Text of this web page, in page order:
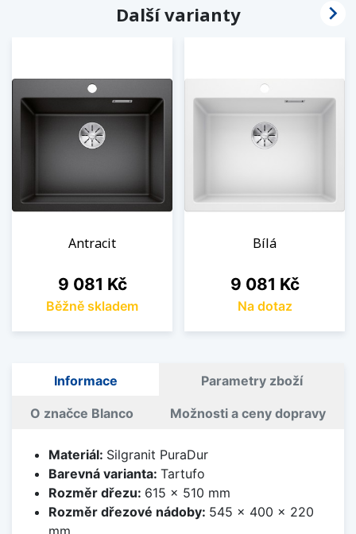
Další varianty
Antracit
Cena
9 081 Kč
Běžně skladem
Bílá
Cena
9 081 Kč
Na dotaz

Informace Parametry zboží
O značce Blanco Možnosti a ceny dopravy
Materiál: Silgranit PuraDur
Barevná varianta: Tartufo
Rozměr dřezu: 615 x 510 mm
Rozměr dřezové nádoby: 545 x 400 x 220
mm